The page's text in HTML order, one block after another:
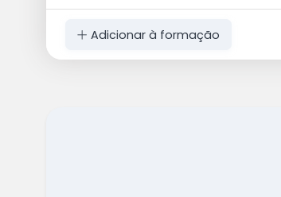
Adicionar à formação